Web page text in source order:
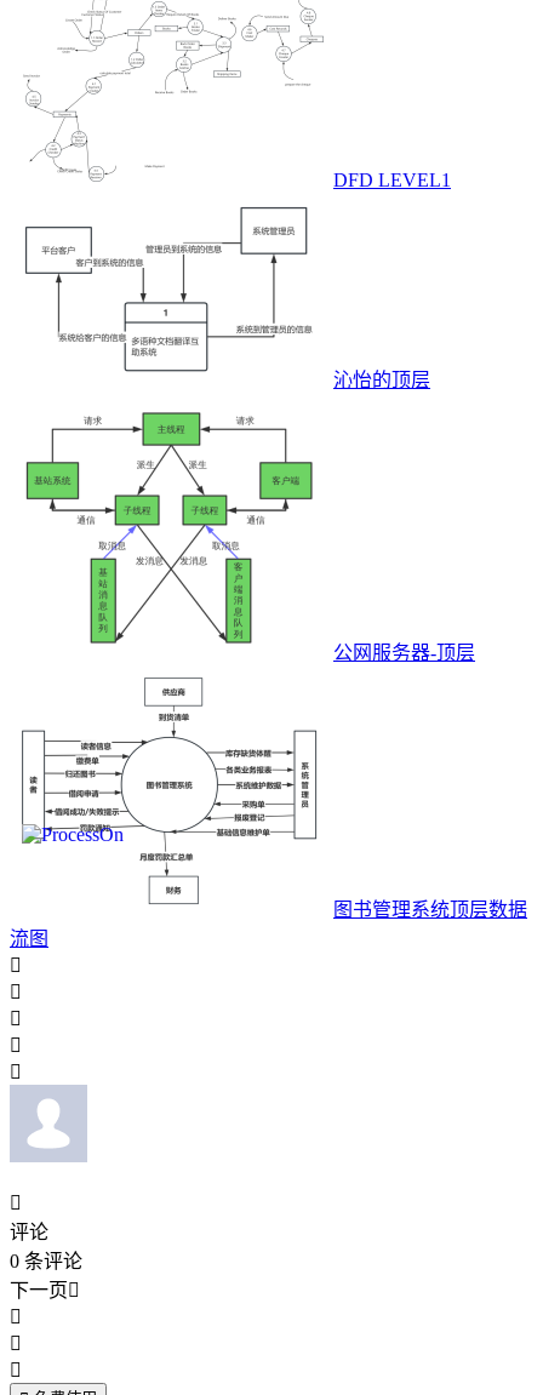
DFD LEVEL1
沁怡的顶层
公网服务器-顶层
图书管理系统顶层数据
流图






评论
0 条评论
下一页


